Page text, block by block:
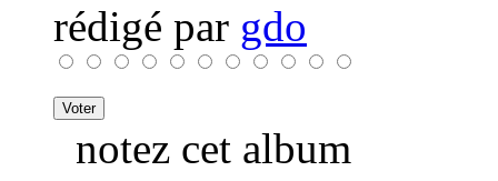
rédigé par gdo
notez cet album